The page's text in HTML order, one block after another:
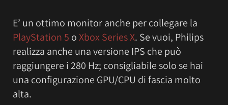
E’ un ottimo monitor anche per collegare la
PlayStation 5 oXbox Series X. Se vuoi, Philips
realizza anche una versione IPS che può
raggiungere i 280 Hz; consigliabile solo se hai
una configurazione GPU/CPU di fascia molto
alta.